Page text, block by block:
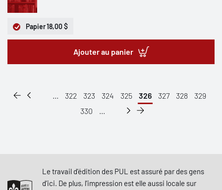
Papier18,00 $
Ajouter au panier
... 322 323 324 325 326 327 328
329
330
...
Le travail d'édition des PUL est assuré par des gens
d'ici. De plus, l'impression est elle aussi locale sur